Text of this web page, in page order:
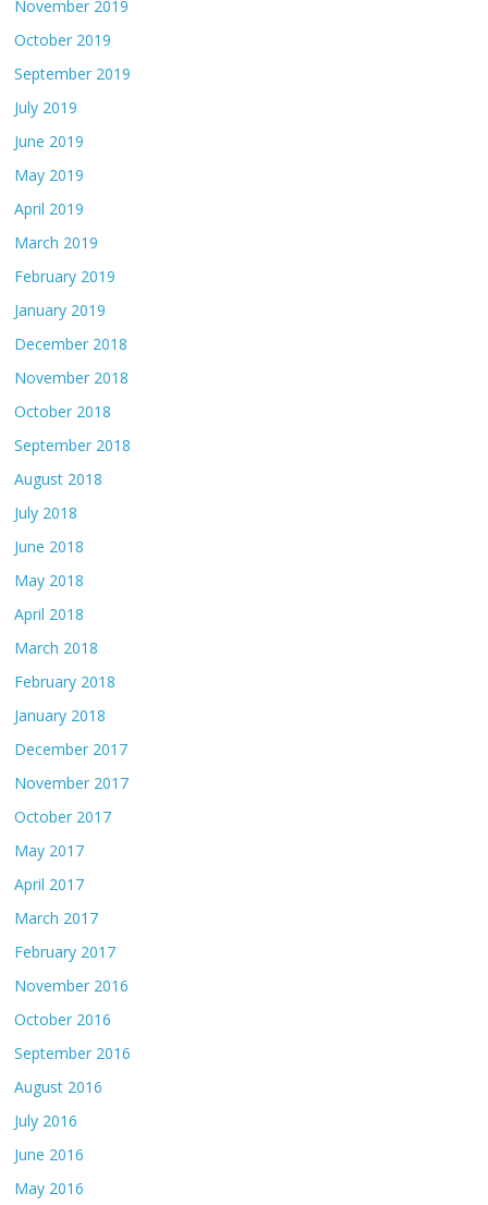
November 2019
October 2019
September 2019
July 2019
June 2019
May 2019
April 2019
March 2019
February 2019
January 2019
December 2018
November 2018
October 2018
September 2018
August 2018
July 2018
June 2018
May 2018
April 2018
March 2018
February 2018
January 2018
December 2017
November 2017
October 2017
May 2017
April 2017
March 2017
February 2017
November 2016
October 2016
September 2016
August 2016
July 2016
June 2016
May 2016